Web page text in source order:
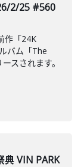
2/25 #560
作「24K
バム「The
スされます。
典 VIN PARK